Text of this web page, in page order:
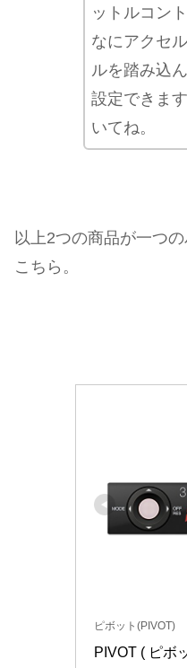
ットルコン
なにアクセ
ルを踏み込
設定できま
いてね。
以上2つの商品が一つ
こちら。
ピボット(PIVOT)
PIVOT ( ピボ